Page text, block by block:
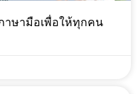
าษามือเพื่อให้ทุกคน